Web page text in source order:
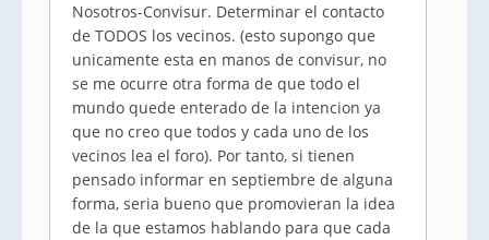
Nosotros-Convisur. Determinar el contacto
de TODOS los vecinos. (esto supongo que
unicamente esta en manos de convisur, no
se me ocurre otra forma de que todo el
mundo quede enterado de la intencion ya
que no creo que todos y cada uno de los
vecinos lea el foro). Por tanto, si tienen
pensado informar en septiembre de alguna
forma, seria bueno que promovieran la idea
de la que estamos hablando para que cada